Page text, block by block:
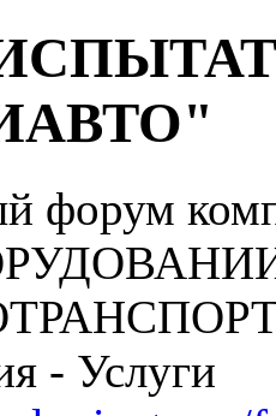
форум
- Услуги